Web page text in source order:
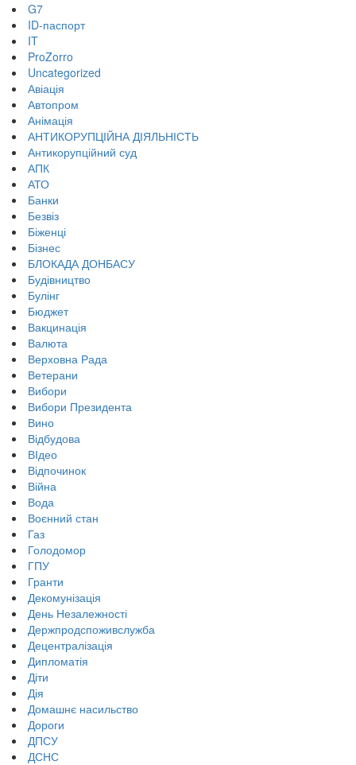
G7
ID-паспорт
IT
ProZorro
Uncategorized
Авіація
Автопром
Анімація
АНТИКОРУПЦІЙНА ДІЯЛЬНІСТЬ
Антикорупційний суд
АПК
АТО
Банки
Безвіз
Біженці
Бізнес
БЛОКАДА ДОНБАСУ
Будівництво
Булінг
Бюджет
Вакцинація
Валюта
Верховна Рада
Ветерани
Вибори
Вибори Президента
Вино
Відбудова
ВІдео
Відпочинок
Війна
Вода
Воєнний стан
Газ
Голодомор
ГПУ
Гранти
Декомунізація
День Незалежності
Держпродспоживслужба
Децентралізація
Дипломатія
Діти
Дія
Домашнє насильство
Дороги
ДПСУ
ДСНС